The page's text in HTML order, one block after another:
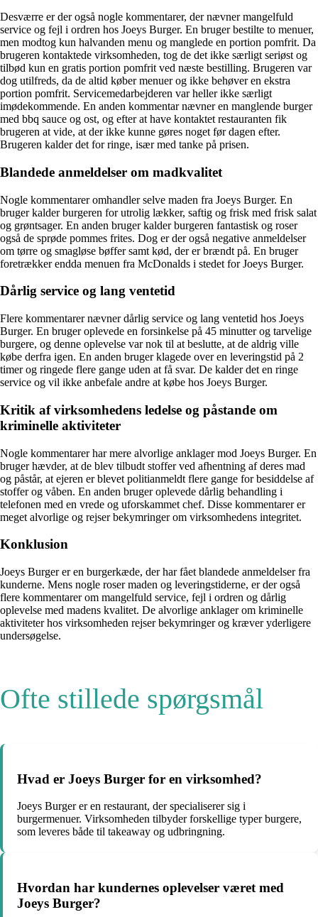
Desværre er der også nogle kommentarer, der nævner mangelfuld
service og fejl i ordren hos Joeys Burger. En bruger bestilte to menuer,
men modtog kun halvanden menu og manglede en portion pomfrit. Da
brugeren kontaktede virksomheden, tog de det ikke særligt seriøst og
tilbød kun en gratis portion pomfrit ved næste bestilling. Brugeren var
dog utilfreds, da de altid køber menuer og ikke behøver en ekstra
portion pomfrit. Servicemedarbejderen var heller ikke særligt
imødekommende. En anden kommentar nævner en manglende burger
med bbq sauce og ost, og efter at have kontaktet restauranten fik
brugeren at vide, at der ikke kunne gøres noget før dagen efter.
Brugeren kalder det for ringe, især med tanke på prisen.
Blandede anmeldelser om madkvalitet
Nogle kommentarer omhandler selve maden fra Joeys Burger. En
bruger kalder burgeren for utrolig lækker, saftig og frisk med frisk salat
og grøntsager. En anden bruger kalder burgeren fantastisk og roser
også de sprøde pommes frites. Dog er der også negative anmeldelser
om tørre og smagløse bøffer samt kød, der er brændt på. En bruger
foretrækker endda menuen fra McDonalds i stedet for Joeys Burger.
Dårlig service og lang ventetid
Flere kommentarer nævner dårlig service og lang ventetid hos Joeys
Burger. En bruger oplevede en forsinkelse på 45 minutter og tarvelige
burgere, og denne oplevelse var nok til at beslutte, at de aldrig ville
købe derfra igen. En anden bruger klagede over en leveringstid på 2
timer og ringede flere gange uden at få svar. De kalder det en ringe
service og vil ikke anbefale andre at købe hos Joeys Burger.
Kritik af virksomhedens ledelse og påstande om
kriminelle aktiviteter
Nogle kommentarer har mere alvorlige anklager mod Joeys Burger. En
bruger hævder, at de blev tilbudt stoffer ved afhentning af deres mad
og påstår, at ejeren er blevet politianmeldt flere gange for besiddelse af
stoffer og våben. En anden bruger oplevede dårlig behandling i
telefonen med en vrede og uforskammet chef. Disse kommentarer er
meget alvorlige og rejser bekymringer om virksomhedens integritet.
Konklusion
Joeys Burger er en burgerkæde, der har fået blandede anmeldelser fra
kunderne. Mens nogle roser maden og leveringstiderne, er der også
flere kommentarer om mangelfuld service, fejl i ordren og dårlig
oplevelse med madens kvalitet. De alvorlige anklager om kriminelle
aktiviteter hos virksomheden rejser bekymringer og kræver yderligere
undersøgelse.
Ofte stillede spørgsmål
Hvad er Joeys Burger for en virksomhed?
Joeys Burger er en restaurant, der specialiserer sig i
burgermenuer. Virksomheden tilbyder forskellige typer burgere,
som leveres både til takeaway og udbringning.
Hvordan har kundernes oplevelser været med
Joeys Burger?